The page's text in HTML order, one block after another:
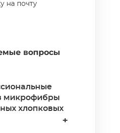
на почту
вопросы
микрофибры
хлопковых
+